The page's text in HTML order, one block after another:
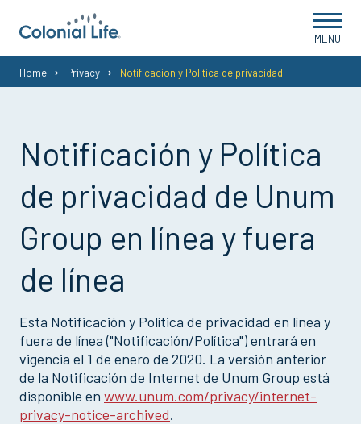
MENU
You
Home Privacy Notificacion y Politica de privacidad
Notificación y Política
de privacidad de Unum
Group en línea y fuera
de línea
Esta Notificación y Política de privacidad en línea y
fuera de línea ("Notificación/Política") entrará en
vigencia el 1 de enero de 2020. La versión anterior
de la Notificación de Internet de Unum Group está
disponible en www.unum.com/privacy/internet-
privacy-notice-archived.